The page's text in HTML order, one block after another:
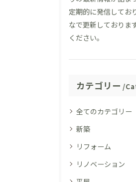
定期的に発信してお
なで更新しておりま
ください。
カテゴリー
全てのカテゴリー
新築
リフォーム
リノベーション